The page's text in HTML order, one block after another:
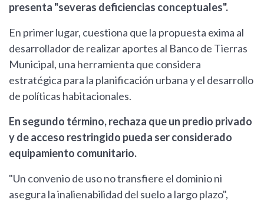
presenta "severas deficiencias conceptuales".
En primer lugar, cuestiona que la propuesta exima al
desarrollador de realizar aportes al Banco de Tierras
Municipal, una herramienta que considera
estratégica para la planificación urbana y el desarrollo
de políticas habitacionales.
En segundo término, rechaza que un predio privado
y de acceso restringido pueda ser considerado
equipamiento comunitario.
"Un convenio de uso no transfiere el dominio ni
asegura la inalienabilidad del suelo a largo plazo",